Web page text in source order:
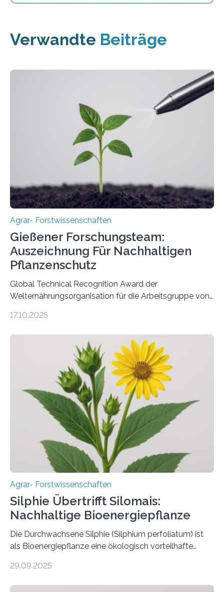
Verwandte Beiträge
Agrar- Forstwissenschaften
Gießener Forschungsteam:
Auszeichnung Für Nachhaltigen
Pflanzenschutz
Global Technical Recognition Award der
Welternährungsorganisation für die Arbeitsgruppe von
Insektenbiotechnologie der JLU Insekten spielen eine
aber Krankheiten übertragen und der Landwirtschaft
und dem Gartenbau erhebliche Schäden zufügen. Es ist
daher entscheidend, Schadinsekten effektiv zu
bekämpfen, während gleichzeitig nützliche Insekten
erhalten bleiben. An der Justus-Liebig-Universität
Gießen (JLU) erforscht die Arbeitsgruppe von Prof. Dr.
Marc F. Schetelig am Institut für
Insektenbiotechnologie neue biologische und
biotechnologische Verfahren zur…
17.10.2025
Agrar- Forstwissenschaften
Silphie Übertrifft Silomais:
Nachhaltige Bioenergiepflanze
Die Durchwachsene Silphie (Silphium perfoliatum) ist
als Bioenergiepflanze eine ökologisch vorteilhafte
mehrjährigen Vergleichsstudie von Forschenden der
29.09.2025